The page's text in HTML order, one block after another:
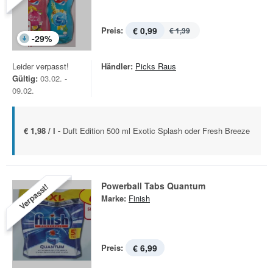
-29%
Preis: € 0,99 € 1,39
Leider verpasst!
Gültig: 03.02. -
09.02.
Händler: Picks Raus
€ 1,98 / l - Duft Edition 500 ml Exotic Splash oder Fresh Breeze
Verpasst! Powerball Tabs Quantum
Marke: Finish
Preis: € 6,99